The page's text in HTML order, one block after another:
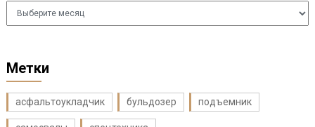
Архивы
Метки
асфальтоукладчик бульдозер подъемник